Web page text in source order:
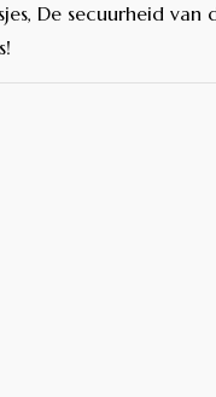
De secuurheid van